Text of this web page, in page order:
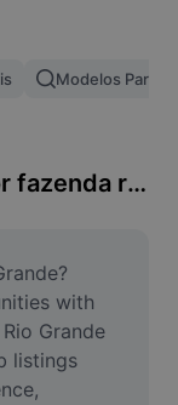
Modelos Para
Sobre agencia do trabalhador fazenda rio grande vagas
with
Grande
listings